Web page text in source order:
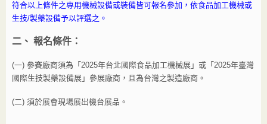
符合以上條件之專用機械設備或裝備皆可報名參加，依食品加工機械或
生技/製藥設備予以評選之。
二 、 報名條件：
(一) 參賽廠商須為「2025年台北國際食品加工機械展」或「2025年臺灣
國際生技製藥設備展」參展廠商，且為台灣之製造廠商。
(二) 須於展會現場展出機台展品。